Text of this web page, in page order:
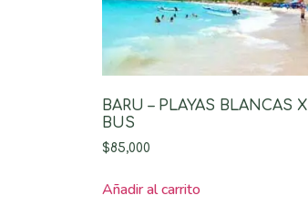
BARU – PLAYAS BLANCAS X
BUS
$85,000
Añadir al carrito